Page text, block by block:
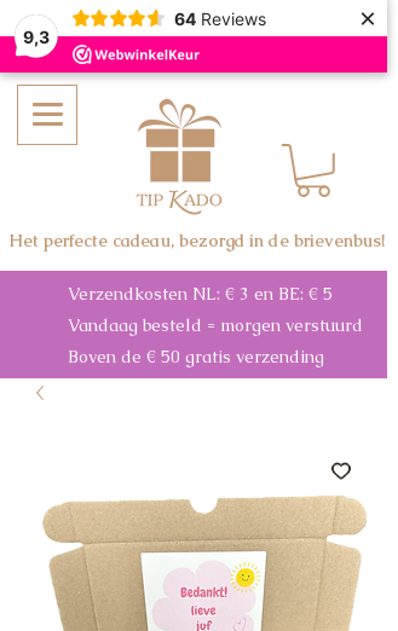
9,3
64 Reviews ×
Verzendkosten NL: € 3 en BE: € 5
Vandaag besteld = morgen verstuurd
Boven de € 50 gratis verzending
Het perfecte cadeau, bezorgd in de brievenbus!